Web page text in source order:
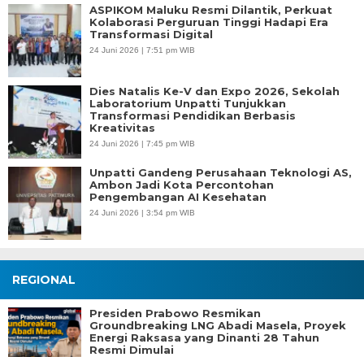
ASPIKOM Maluku Resmi Dilantik, Perkuat
Kolaborasi Perguruan Tinggi Hadapi Era
Transformasi Digital
24 Juni 2026 | 7:51 pm WIB
Dies Natalis Ke-V dan Expo 2026, Sekolah
Laboratorium Unpatti Tunjukkan
Transformasi Pendidikan Berbasis
Kreativitas
24 Juni 2026 | 7:45 pm WIB
Unpatti Gandeng Perusahaan Teknologi AS,
Ambon Jadi Kota Percontohan
Pengembangan AI Kesehatan
24 Juni 2026 | 3:54 pm WIB
REGIONAL
Presiden Prabowo Resmikan
Groundbreaking LNG Abadi Masela, Proyek
Energi Raksasa yang Dinanti 28 Tahun
Resmi Dimulai